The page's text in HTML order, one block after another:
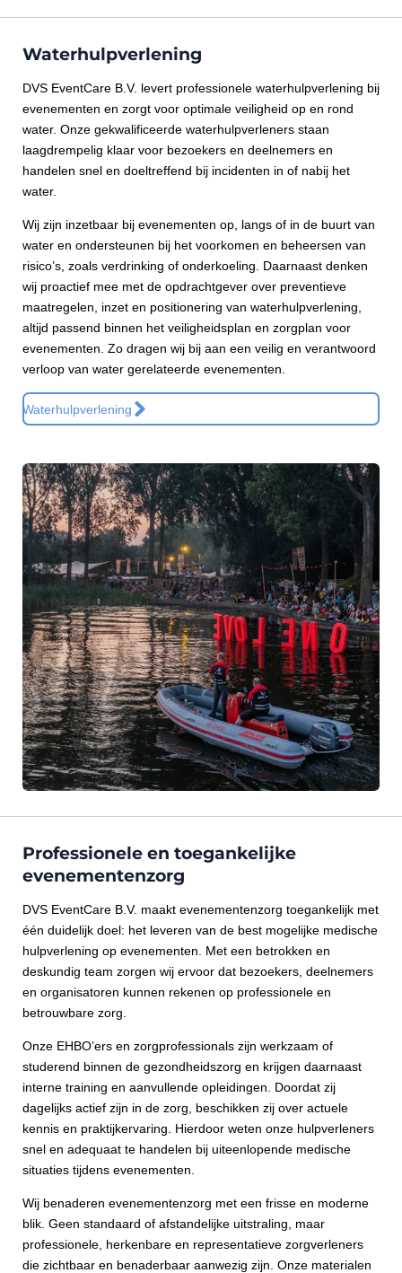
Waterhulpverlening
DVS EventCare B.V. levert professionele waterhulpverlening bij
evenementen en zorgt voor optimale veiligheid op en rond
water. Onze gekwalificeerde waterhulpverleners staan
laagdrempelig klaar voor bezoekers en deelnemers en
handelen snel en doeltreffend bij incidenten in of nabij het
water.
Wij zijn inzetbaar bij evenementen op, langs of in de buurt van
water en ondersteunen bij het voorkomen en beheersen van
risico’s, zoals verdrinking of onderkoeling. Daarnaast denken
wij proactief mee met de opdrachtgever over preventieve
maatregelen, inzet en positionering van waterhulpverlening,
altijd passend binnen het veiligheidsplan en zorgplan voor
evenementen. Zo dragen wij bij aan een veilig en verantwoord
verloop van water gerelateerde evenementen.
Waterhulpverlening
Professionele en toegankelijke
evenementenzorg
DVS EventCare B.V. maakt evenementenzorg toegankelijk met
één duidelijk doel: het leveren van de best mogelijke medische
hulpverlening op evenementen. Met een betrokken en
deskundig team zorgen wij ervoor dat bezoekers, deelnemers
en organisatoren kunnen rekenen op professionele en
betrouwbare zorg.
Onze EHBO’ers en zorgprofessionals zijn werkzaam of
studerend binnen de gezondheidszorg en krijgen daarnaast
interne training en aanvullende opleidingen. Doordat zij
dagelijks actief zijn in de zorg, beschikken zij over actuele
kennis en praktijkervaring. Hierdoor weten onze hulpverleners
snel en adequaat te handelen bij uiteenlopende medische
situaties tijdens evenementen.
Wij benaderen evenementenzorg met een frisse en moderne
blik. Geen standaard of afstandelijke uitstraling, maar
professionele, herkenbare en representatieve zorgverleners
die zichtbaar en benaderbaar aanwezig zijn. Onze materialen